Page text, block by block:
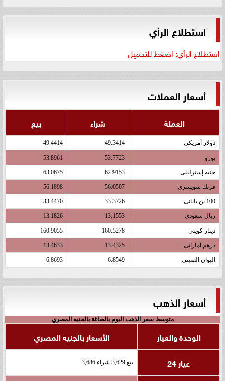
استطلاع الرأي
استطلاع الرأي: اضغط للتحميل
أسعار العملات
العملة شراء بيع
دولار أمريكى 49.3414
49.4414
يورو 53.7723
53.8961
جنيه إسترلينى 62.9153
63.0675
فرنك سويسرى 56.0507
56.1898
100 ين يابانى 33.3726
33.4470
ريال سعودى 13.1553
13.1826
دينار كويتى 160.5278
160.9055
درهم اماراتى 13.4325
13.4633
اليوان الصينى 6.8549
6.8693
أسعار الذهب
متوسط سعر الذهب اليوم بالصاغة بالجنيه المصري
الوحدة والعيار
الأسعار بالجنيه المصري
عيار 24
بيع 3,629 شراء 3,686